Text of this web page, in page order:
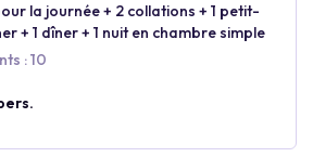
la journée + 2 collations + 1 petit-
+ 1 dîner + 1 nuit en chambre simple
: 10